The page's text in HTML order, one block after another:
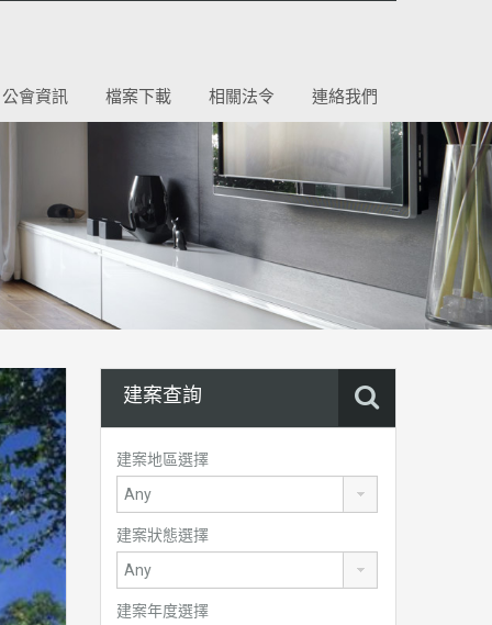
公會資訊 檔案下載 相關法令 連絡我們
建案查詢
建案地區選擇
建案狀態選擇
建案年度選擇